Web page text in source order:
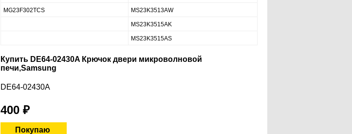
MG23F302TCS MS23K3513AW
MS23K3515AK
MS23K3515AS
Купить DE64-02430A Крючок двери микроволновой
печи,Samsung
DE64-02430A
400 ₽